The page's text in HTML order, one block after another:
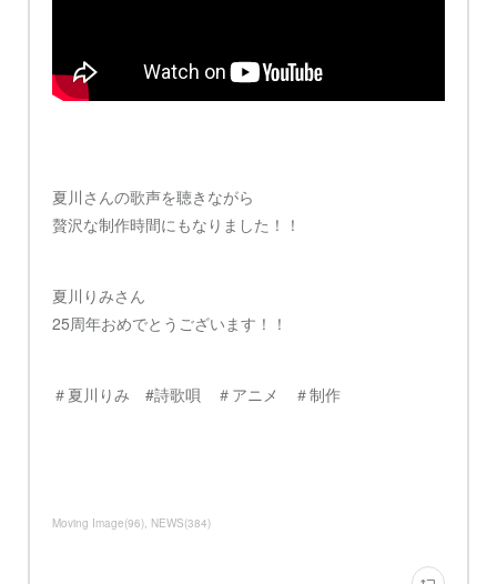
夏川さんの歌声を聴きながら
贅沢な制作時間にもなりました！！
夏川りみさん
25周年おめでとうございます！！
＃夏川りみ #詩歌唄 ＃アニメ ＃制作
Moving Image(96) NEWS(384)